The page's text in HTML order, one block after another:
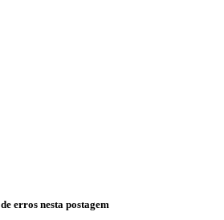
erros nesta postagem